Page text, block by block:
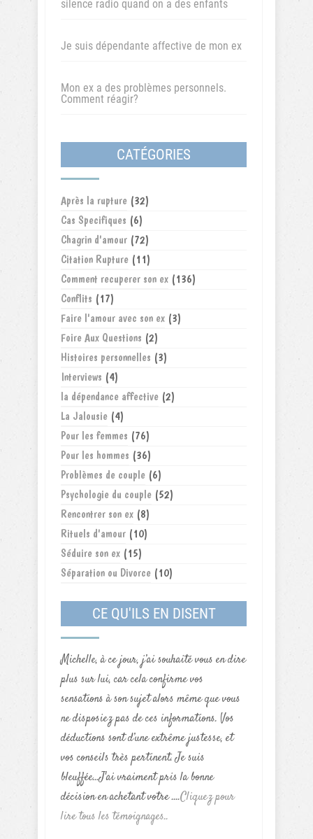
silence radio quand on a des enfants
Je suis dépendante affective de mon ex
Mon ex a des problèmes personnels.
Comment réagir?
CATÉGORIES
Après la rupture (32)
Cas Specifiques (6)
Chagrin d'amour (72)
Citation Rupture (11)
Comment recuperer son ex (136)
Conflits (17)
Faire l'amour avec son ex (3)
Foire Aux Questions (2)
Histoires personnelles (3)
Interviews (4)
la dépendance affective (2)
La Jalousie (4)
Pour les femmes (76)
Pour les hommes (36)
Problèmes de couple (6)
Psychologie du couple (52)
Rencontrer son ex (8)
Rituels d'amour (10)
Séduire son ex (15)
Séparation ou Divorce (10)
CE QU'ILS EN DISENT
Michelle, à ce jour, j’ai souhaité vous en dire
plus sur lui, car cela confirme vos
sensations à son sujet alors même que vous
ne disposiez pas de ces informations. Vos
déductions sont d’une extrême justesse, et
vos conseils très pertinent. Je suis
bleuffée...J'ai vraiment pris la bonne
décision en achetant votre ....Cliquez pour
lire tous les témoignages..